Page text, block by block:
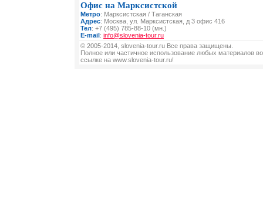
Офис на Марксистской
Метро: Марксистская / Таганская
Адрес: Москва, ул. Марксистская, д 3 офис 416
Тел: +7 (495) 785-88-10 (мн.)
E-mail: info@slovenia-tour.ru
© 2005-2014, slovenia-tour.ru Все права защищены.
Полное или частичное использование любых материалов
ссылке на www.slovenia-tour.ru!